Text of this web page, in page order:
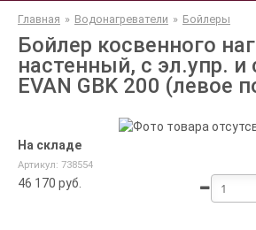
Главная » Водонагреватели » Бойлеры
Бойлер косвенного
настенный, с эл.упр.
EVAN GBK 200 (левое
На складе
Артикул: 738554
46 170 руб.